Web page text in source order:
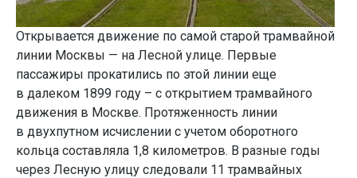
Открывается движение по самой старой трамвайной
линии Москвы — на Лесной улице. Первые
пассажиры прокатились по этой линии еще
в далеком 1899 году – с открытием трамвайного
движения в Москве. Протяженность линии
в двухпутном исчислении с учетом оборотного
кольца составляла 1,8 километров. В разные годы
через Лесную улицу следовали 11 трамвайных